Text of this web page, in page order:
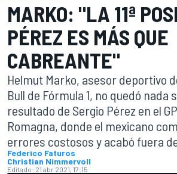
MARKO: "LA 11ª
PÉREZ ES MÁS QUE
CABREANTE"
Helmut Marko, asesor deportivo
Bull de Fórmula 1, no quedó nada
resultado de Sergio Pérez en el
Romagna, donde el mexicano
errores costosos y acabó fuera
Federico Faturos
Christian Nimmervoll
Editado: 21 abr 2021, 17:15